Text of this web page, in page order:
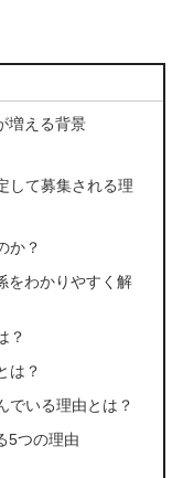
増える背景
して募集される理
か？
をわかりやすく解
？
は？
でいる理由とは？
5つの理由